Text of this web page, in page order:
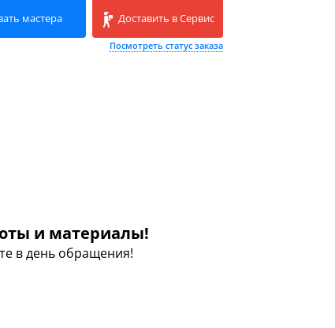
мастера Доставить в Сервис
Посмотреть статус заказа
и материалы!
в день обращения!